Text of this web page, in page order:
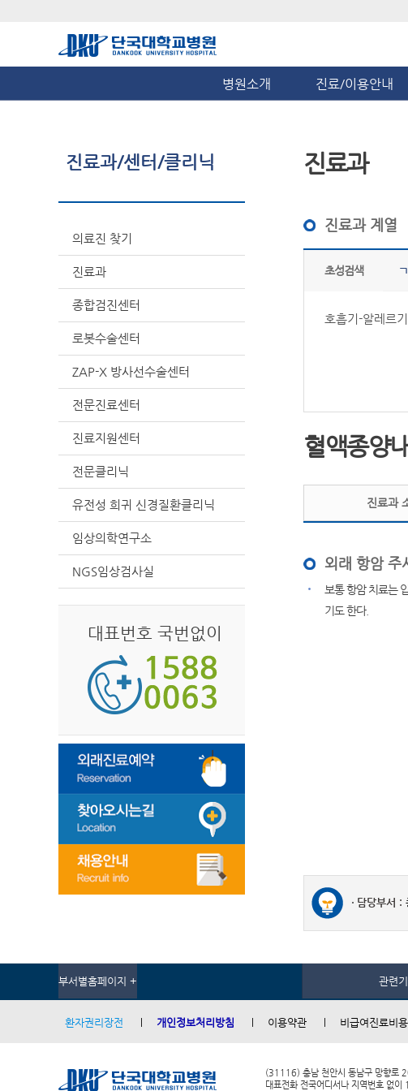
병원소개 진료/이용안내
진료과/센터/클리닉
의료진 찾기
진료과
종합검진센터
로봇수술센터
ZAP-X 방사선수술센터
전문진료센터
진료지원센터
전문클리닉
유전성 희귀 신경질환클리닉
임상의학연구소
NGS임상검사실
대표번호 국번없이
진료과
진료과 계열
초성검색 ㄱ
호흡기-알레르
혈액종양
진료과
외래 항암 주
보통 항암 치료는
기도 한다.
담당부서 :
부서별홈페이지 + 관련
환자권리장전 개인정보처리방침 이용약관 비급여진료비용
(31116) 충남 천안시 동남구 망향로
대표전화 전국어디서나 지역번호